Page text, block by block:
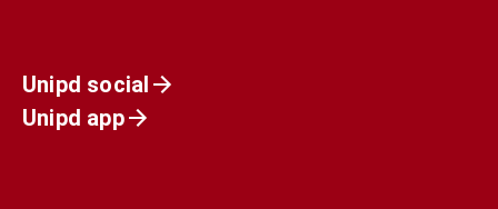
Unipd social
Unipd app